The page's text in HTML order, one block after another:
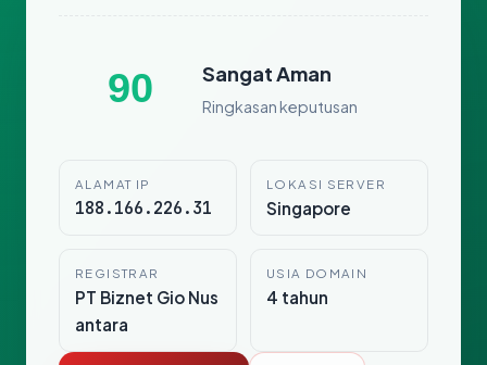
90 Sangat Aman
Ringkasan keputusan
ALAMAT IP
188.166.226.31
LOKASI SERVER
Singapore
REGISTRAR
PT Biznet Gio Nus
antara
USIA DOMAIN
4 tahun